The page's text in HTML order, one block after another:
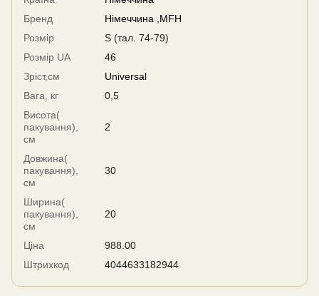
Бренд
Німеччина ,MFH
Розмір
S (тал. 74-79)
Розмір UA
46
Зріст,см
Universal
Вага, кг
0,5
Висота(
пакування),
см
2
Довжина(
пакування),
см
30
Ширина(
пакування),
см
20
Ціна
988.00
Штрихкод
4044633182944